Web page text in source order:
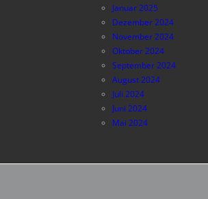
Januar 2025
Dezember 2024
November 2024
Oktober 2024
September 2024
August 2024
Juli 2024
Juni 2024
Mai 2024